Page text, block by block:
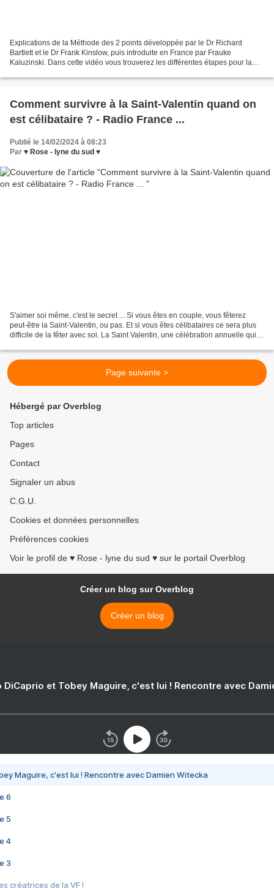
Explications de la Méthode des 2 points développée par le Dr Richard
Bartlett et le Dr Frank Kinslow, puis introduite en France par Frauke
Kaluzinski. Dans cette vidéo vous trouverez les différentes étapes pour la
Comment survivre à la Saint-Valentin quand on
est célibataire ? - Radio France ...
Publié le 14/02/2024 à 08:23
Par ♥ Rose - lyne du sud ♥
S'aimer soi même, c'est le secret ... Si vous êtes en couple, vous fêterez
peut-être la Saint-Valentin, ou pas. Et si vous êtes célibataires ce sera plus
difficile de la fêter avec soi. La Saint Valentin, une célébration annuelle qui
Page suivante >
Hébergé par Overblog
Top articles
Pages
Contact
Signaler un abus
C.G.U.
Cookies et données personnelles
Préférences cookies
Voir le profil de ♥ Rose - lyne du sud ♥ sur le portail Overblog
Créer un blog sur Overblog
Créer un blog
DiCaprio et Tobey Maguire, c'est lui ! Rencontre avec
Maguire, c'est lui ! Rencontre avec Damien Witecka
6
5
4
3
créatrices de la VF !